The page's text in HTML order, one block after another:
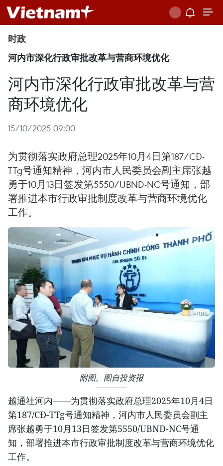
时政
河内市深化行政审批改革与营商环境优化
河内市深化行政审批改革与营
商环境优化
15/10/2025 09:00
为贯彻落实政府总理2025年10月4日第187/CĐ-
TTg号通知精神，河内市人民委员会副主席张越
勇于10月13日签发第5550/UBND-NC号通知，部
署推进本市行政审批制度改革与营商环境优化
工作。
附图。图自投资报
越通社河内——为贯彻落实政府总理2025年10月4日
第187/CĐ-TTg号通知精神，河内市人民委员会副主
席张越勇于10月13日签发第5550/UBND-NC号通
知，部署推进本市行政审批制度改革与营商环境优化
工作。